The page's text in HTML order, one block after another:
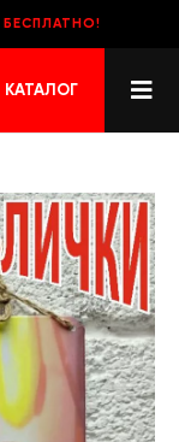
БЕСПЛАТНО!
КАТАЛОГ